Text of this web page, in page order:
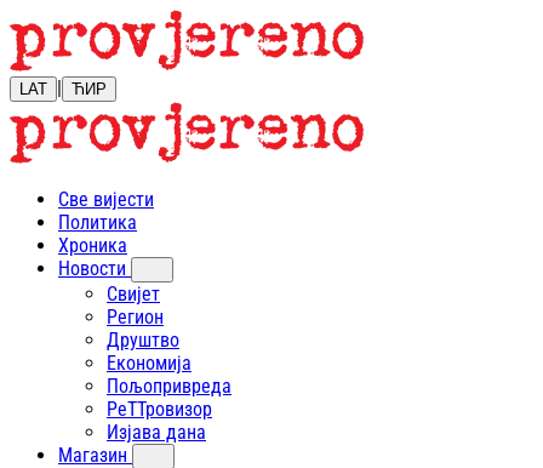
LAT | ЋИР
Све вијести
Политика
Хроника
Новости
Свијет
Регион
Друштво
Економија
Пољопривреда
РеТТровизор
Изјава дана
Магазин